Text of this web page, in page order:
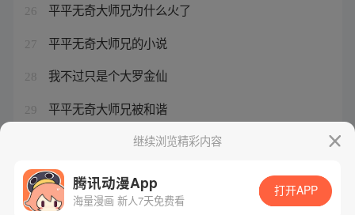
26 平平无奇大师兄为什么火了
27 平平无奇大师兄的小说
28 我不过只是个大罗金仙
29 平平无奇大师兄被和谐
平平无奇大师兄贴吧继续浏览精彩内容
腾讯动漫App
海量漫画 新人7天免费看
打开APP